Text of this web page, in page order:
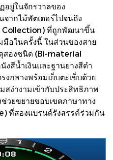
อยู่ในจักรวาลของ
ากไม้พัตเตอร์ไปจนถึง
Collection) ที่ถูกพัฒนาขึ้น
มือในครั้งนี้ ในส่วนของสาย
สองชนิด (Bi-material
งสีน้ำเงินและฐานยางสีดำ
งกลางพร้อมเย็บตะเข็บด้วย
สง่างามเข้ากับประสิทธิภาพ
ช่วยขยายขอบเขตภาษาทาง
ที่สองแบรนด์รังสรรค์ร่วมกัน